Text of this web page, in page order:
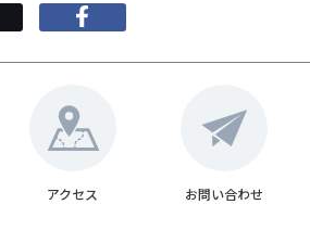
アクセス お問い合わせ